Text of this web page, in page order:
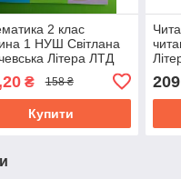
2 клас
1 НУШ Світлана
Літера ЛТД
₴ 158 ₴
Купити